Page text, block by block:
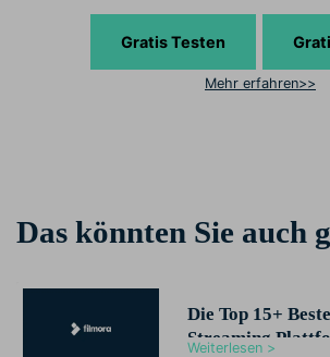
Gratis Testen
Mehr erfahren>>
Das könnten Sie auch
Die Top 15+
Streaming
Weiterlesen >